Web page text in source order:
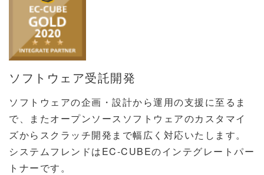
ソフトウェア受託開発
ソフトウェアの企画・設計から運用の支援に至るま
で、またオープンソースソフトウェアのカスタマイ
ズからスクラッチ開発まで幅広く対応いたします。
システムフレンドはEC-CUBEのインテグレートパー
トナーです。